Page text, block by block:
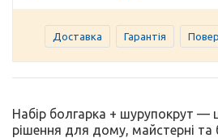
шліфувальний
Доставка Гарантія
Набір болгарка + шурупокрут —
рішення для дому, майстерні та